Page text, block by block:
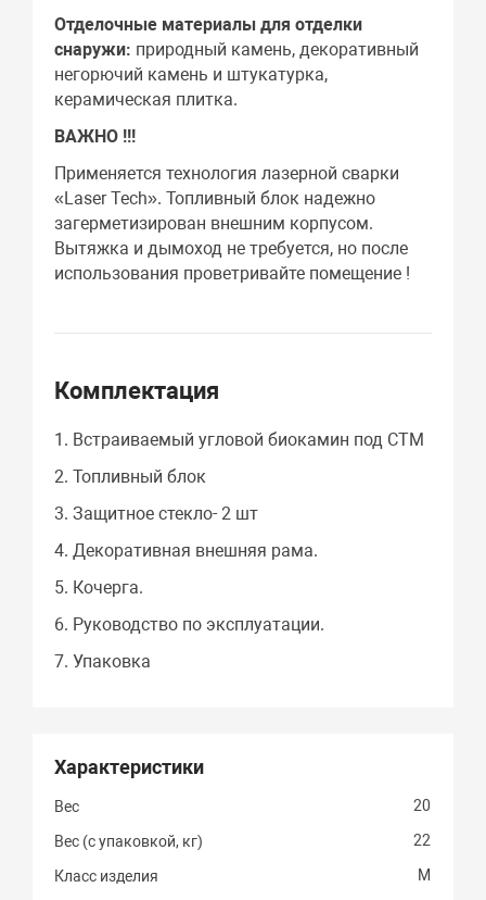
Отделочные материалы для отделки
снаружи: природный камень, декоративный
негорючий камень и штукатурка,
керамическая плитка.
ВАЖНО !!!
Применяется технология лазерной сварки
«Laser Tech». Топливный блок надежно
загерметизирован внешним корпусом.
Вытяжка и дымоход не требуется, но после
использования проветривайте помещение !
Комплектация
1. Встраиваемый угловой биокамин под СТМ
2. Топливный блок
3. Защитное стекло- 2 шт
4. Декоративная внешняя рама.
5. Кочерга.
6. Руководство по эксплуатации.
7. Упаковка
Характеристики
Вес 20
Вес (с упаковкой, кг) 22
Класс изделия M